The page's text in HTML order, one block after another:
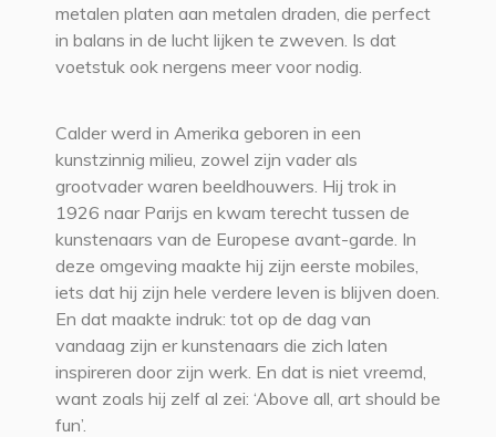
metalen platen aan metalen draden, die perfect
in balans in de lucht lijken te zweven. Is dat
voetstuk ook nergens meer voor nodig.
Calder werd in Amerika geboren in een
kunstzinnig milieu, zowel zijn vader als
grootvader waren beeldhouwers. Hij trok in
1926 naar Parijs en kwam terecht tussen de
kunstenaars van de Europese avant-garde. In
deze omgeving maakte hij zijn eerste mobiles,
iets dat hij zijn hele verdere leven is blijven doen.
En dat maakte indruk: tot op de dag van
vandaag zijn er kunstenaars die zich laten
inspireren door zijn werk. En dat is niet vreemd,
want zoals hij zelf al zei: ‘Above all, art should be
fun’.